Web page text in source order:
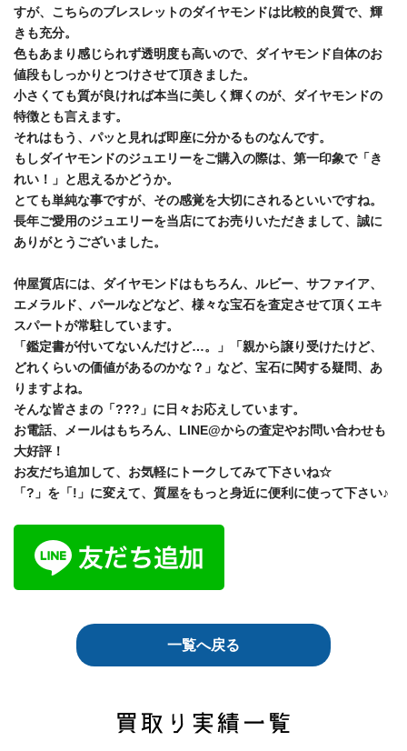
すが、こちらのブレスレットのダイヤモンドは比較的良質で、輝
きも充分。
色もあまり感じられず透明度も高いので、ダイヤモンド自体のお
値段もしっかりとつけさせて頂きました。
小さくても質が良ければ本当に美しく輝くのが、ダイヤモンドの
特徴とも言えます。
それはもう、パッと見れば即座に分かるものなんです。
もしダイヤモンドのジュエリーをご購入の際は、第一印象で「き
れい！」と思えるかどうか。
とても単純な事ですが、その感覚を大切にされるといいですね。
長年ご愛用のジュエリーを当店にてお売りいただきまして、誠に
ありがとうございました。
仲屋質店には、ダイヤモンドはもちろん、ルビー、サファイア、
エメラルド、パールなどなど、様々な宝石を査定させて頂くエキ
スパートが常駐しています。
「鑑定書が付いてないんだけど…。」「親から譲り受けたけど、
どれくらいの価値があるのかな？」など、宝石に関する疑問、あ
りますよね。
そんな皆さまの「???」に日々お応えしています。
お電話、メールはもちろん、LINE@からの査定やお問い合わせも
大好評！
お友だち追加して、お気軽にトークしてみて下さいね☆
「?」を「!」に変えて、質屋をもっと身近に便利に使って下さい♪
一覧へ戻る